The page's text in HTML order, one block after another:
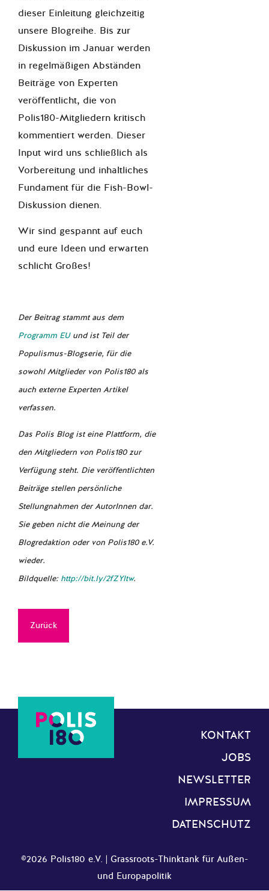
dieser Einleitung gleichzeitig
unsere Blogreihe. Bis zur
Diskussion im Januar werden
in regelmäßigen Abständen
Beiträge von Experten
veröffentlicht, die von
Polis180-Mitgliedern kritisch
kommentiert werden. Dieser
Input wird uns schließlich als
Vorbereitung und inhaltliches
Fundament für die Fish-Bowl-
Diskussion dienen.
Wir sind gespannt auf euch
und eure Ideen und erwarten
schlicht Großes!
Der Beitrag stammt aus dem
Programm EUund ist Teil der
Populismus-Blogserie, für die
sowohl Mitglieder von Polis180 als
auch externe Experten Artikel
verfassen.
Das Polis Blog ist eine Plattform, die
den Mitgliedern von Polis180 zur
Verfügung steht. Die veröffentlichten
Beiträge stellen persönliche
Stellungnahmen der AutorInnen dar.
Sie geben nicht die Meinung der
Blogredaktion oder von Polis180 e.V.
wieder.
Bildquelle: http://bit.ly/2fZYltw.
Zurück
KONTAKT
JOBS
NEWSLETTER
IMPRESSUM
DATENSCHUTZ
©2026 Polis180 e.V. | Grassroots-Thinktank für Außen-
und Europapolitik